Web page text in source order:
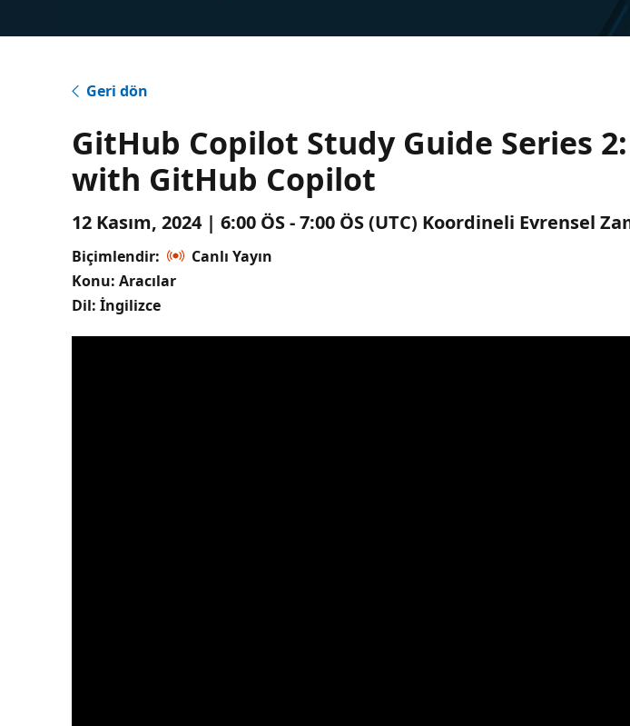
Geri dön
GitHub Copilot Study Guide Series
with GitHub Copilot
12 Kasım, 2024 | 6:00 ÖS - 7:00 ÖS (UTC) Koordineli Evrensel
Biçimlendir:
Canlı Yayın
Konu: Aracılar
Dil: İngilizce